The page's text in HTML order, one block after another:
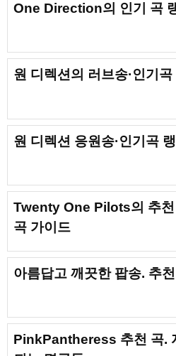
One Direction의 인기 곡
원 디렉션의 러브송·인기곡
원 디렉션 응원송·인기곡
Twenty One Pilots의 추천
곡 가이드
아름답고 깨끗한 팝송. 추
PinkPantheress 추천 곡.